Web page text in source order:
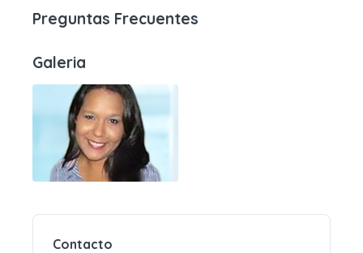
Preguntas Frecuentes
Galeria
Contacto